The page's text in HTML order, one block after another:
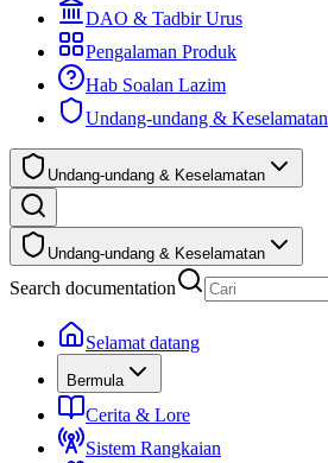
DAO & Tadbir Urus
Pengalaman Produk
Hab Soalan Lazim
Undang-undang & Keselamatan
Undang-undang & Keselamatan
Undang-undang & Keselamatan
Search documentation
Selamat datang
Bermula
Cerita & Lore
Sistem Rangkaian